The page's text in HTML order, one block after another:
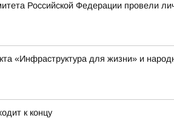
Российской Федерации провели
«Инфраструктура для жизни» и
к концу